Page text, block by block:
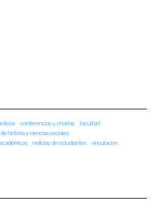
conferencias y charlas
facultad
historia y ciencias sociales
noticias de estudiantes
vinculacion